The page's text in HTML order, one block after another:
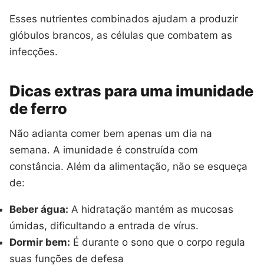
Esses nutrientes combinados ajudam a produzir
glóbulos brancos, as células que combatem as
infecções.
Dicas extras para uma imunidade
de ferro
Não adianta comer bem apenas um dia na
semana. A imunidade é construída com
constância. Além da alimentação, não se esqueça
de:
Beber água: A hidratação mantém as mucosas
úmidas, dificultando a entrada de vírus.
Dormir bem: É durante o sono que o corpo regula
suas funções de defesa